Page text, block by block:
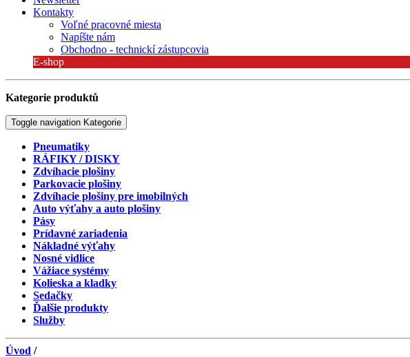
Kontakty
Voľné pracovné miesta
Napíšte nám
Obchodno - technickí zástupcovia
E-shop
Kategorie produktů
Toggle navigation Kategorie
Pneumatiky
RÁFIKY / DISKY
Zdvíhacie plošiny
Parkovacie plošiny
Zdvíhacie plošiny pre imobilných
Auto výťahy a auto plošiny
Pásy
Prídavné zariadenia
Nákladné výťahy
Nosné vidlice
Vážiace systémy
Kolieska a kladky
Sedačky
Ďalšie produkty
Služby
Úvod /